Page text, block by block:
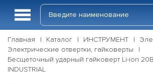
Главная Каталог ИНСТРУМЕНТ
Электрические отвертки, гайковерты
Бесщеточный ударный гайковерт Li-ion
INDUSTRIAL